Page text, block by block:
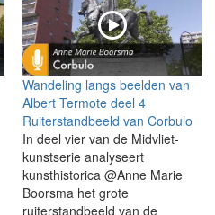
Wandeling langs beelden van
Albert Termote deel 4
Ruiterstandbeeld van Corbulo
In deel vier van de Midvliet-
kunstserie analyseert
kunsthistorica @Anne Marie
Boorsma het grote
ruiterstandbeeld van de